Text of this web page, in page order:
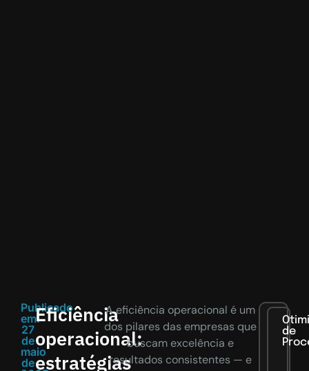
Publicado
em:
27
de
maio
de
Eficiência
operacional:
estratégias
A eficiência operacional é um
dos pilares das empresas que
buscam excelência e
resultados consistentes — e
de